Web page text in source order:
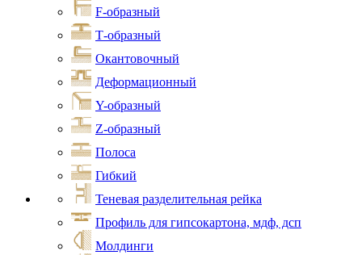
F-образный
Т-образный
Окантовочный
Деформационный
Y-образный
Z-образный
Полоса
Гибкий
Теневая разделительная рейка
Профиль для гипсокартона, мдф, дсп
Молдинги